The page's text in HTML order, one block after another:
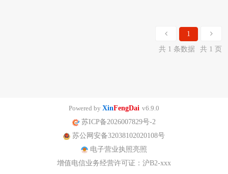
1
共 1 条数据
共 1 页
Powered by XinFengDai v6.9.0
苏ICP备2026007829号-2
苏公网安备32038102020108号
电子营业执照亮照
增值电信业务经营许可证：沪B2-xxx